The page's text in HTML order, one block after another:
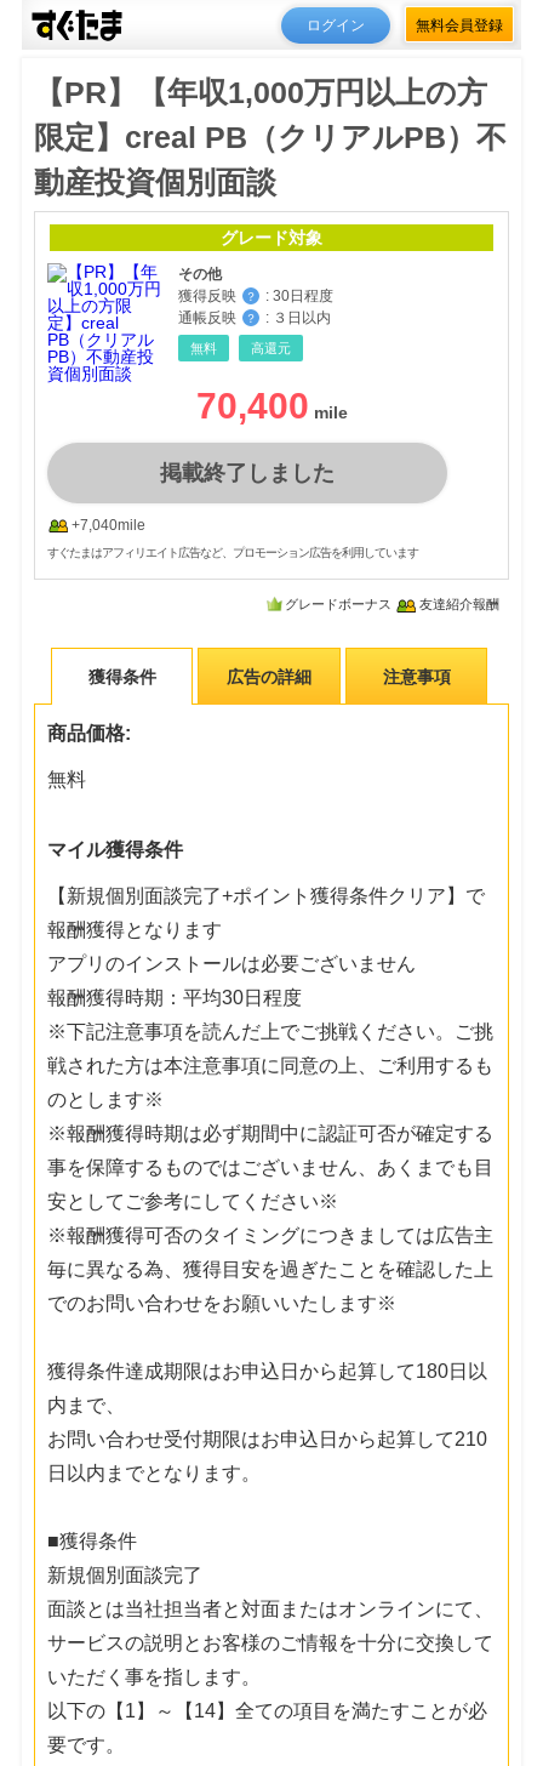
ログイン 無料会員登録
【PR】【年収1,000万円以上の方
限定】creal PB（クリアルPB）不
動産投資個別面談
グレード対象
その他
獲得反映
？ : 30日程度
通帳反映
？ : ３日以内
無料 高還元
70,400
掲載終了しました
+7,040mile
すぐたまはアフィリエイト広告など、プロモーション広告を利用しています
グレードボーナス 友達紹介報酬
獲得条件 広告の詳細 注意事項
商品価格:
無料
マイル獲得条件
【新規個別面談完了+ポイント獲得条件クリア】で
報酬獲得となります
アプリのインストールは必要ございません
報酬獲得時期：平均30日程度
※下記注意事項を読んだ上でご挑戦ください。ご挑
戦された方は本注意事項に同意の上、ご利用するも
のとします※
※報酬獲得時期は必ず期間中に認証可否が確定する
事を保障するものではございません、あくまでも目
安としてご参考にしてください※
※報酬獲得可否のタイミングにつきましては広告主
毎に異なる為、獲得目安を過ぎたことを確認した上
でのお問い合わせをお願いいたします※
獲得条件達成期限はお申込日から起算して180日以
内まで、
お問い合わせ受付期限はお申込日から起算して210
日以内までとなります。
■獲得条件
新規個別面談完了
面談とは当社担当者と対面またはオンラインにて、
サービスの説明とお客様のご情報を十分に交換して
いただく事を指します。
以下の【1】～【14】全ての項目を満たすことが必
要です。